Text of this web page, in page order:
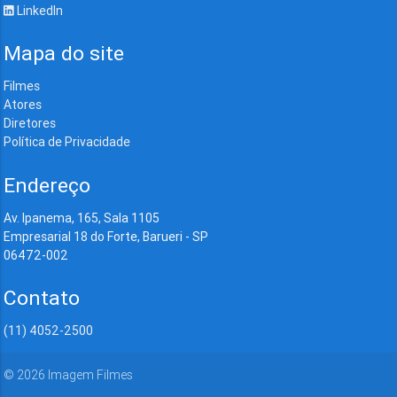
LinkedIn
Mapa do site
Filmes
Atores
Diretores
Política de Privacidade
Endereço
Av. Ipanema, 165, Sala 1105
Empresarial 18 do Forte, Barueri - SP
06472-002
Contato
(11) 4052-2500
© 2026 Imagem Filmes